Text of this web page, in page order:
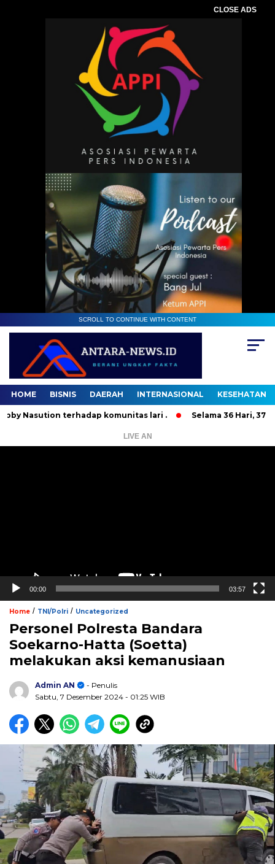
CLOSE ADS
SCROLL TO CONTINUE WITH CONTENT
HOME BISNIS DAERAH INTERNASIONAL KESEHATAN
terhadap komunitas lari . Selama 36 Hari, 37 Orang
LIVE AN
00:00 03:57
Home / TNI/Polri / Uncategorized
Personel Polresta Bandara
Soekarno-Hatta (Soetta)
melakukan aksi kemanusiaan
Admin AN
- Penulis
Sabtu, 7 Desember 2024 - 01:25 WIB